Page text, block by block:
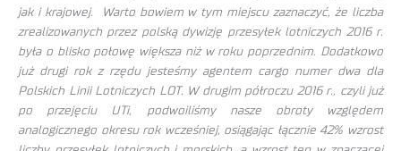
jak i krajowej. Warto bowiem w tym miejscu zaznaczyć, że liczba
zrealizowanych przez polską dywizję przesyłek lotniczych 2016 r.
była o blisko połowę większa niż w roku poprzednim. Dodatkowo
już drugi rok z rzędu jesteśmy agentem cargo numer dwa dla
Polskich Linii Lotniczych LOT. W drugim półroczu 2016 r., czyli już
po przejęciu UTi, podwoiliśmy nasze obroty względem
analogicznego okresu rok wcześniej, osiągając łącznie 42% wzrost